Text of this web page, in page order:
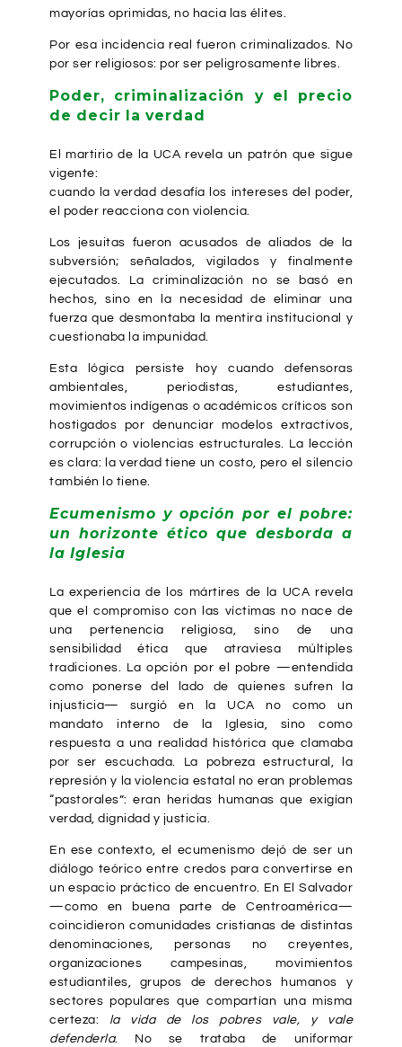
mayorías oprimidas, no hacia las élites.
Por esa incidencia real fueron criminalizados. No
por ser religiosos: por ser peligrosamente libres.
Poder, criminalización y el precio
de decir la verdad
El martirio de la UCA revela un patrón que sigue
vigente:
cuando la verdad desafía los intereses del poder,
el poder reacciona con violencia.
Los jesuitas fueron acusados de aliados de la
subversión; señalados, vigilados y finalmente
ejecutados. La criminalización no se basó en
hechos, sino en la necesidad de eliminar una
fuerza que desmontaba la mentira institucional y
cuestionaba la impunidad.
Esta lógica persiste hoy cuando defensoras
ambientales, periodistas, estudiantes,
movimientos indígenas o académicos críticos son
hostigados por denunciar modelos extractivos,
corrupción o violencias estructurales. La lección
es clara: la verdad tiene un costo, pero el silencio
también lo tiene.
Ecumenismo y opción por el pobre:
un horizonte ético que desborda a
la Iglesia
La experiencia de los mártires de la UCA revela
que el compromiso con las víctimas no nace de
una pertenencia religiosa, sino de una
sensibilidad ética que atraviesa múltiples
tradiciones. La opción por el pobre —entendida
como ponerse del lado de quienes sufren la
injusticia— surgió en la UCA no como un
mandato interno de la Iglesia, sino como
respuesta a una realidad histórica que clamaba
por ser escuchada. La pobreza estructural, la
represión y la violencia estatal no eran problemas
“pastorales”: eran heridas humanas que exigían
verdad, dignidad y justicia.
En ese contexto, el ecumenismo dejó de ser un
diálogo teórico entre credos para convertirse en
un espacio práctico de encuentro. En El Salvador
—como en buena parte de Centroamérica—
coincidieron comunidades cristianas de distintas
denominaciones, personas no creyentes,
organizaciones campesinas, movimientos
estudiantiles, grupos de derechos humanos y
sectores populares que compartían una misma
certeza:
la vida de los pobres vale, y vale
defenderla. No se trataba de uniformar